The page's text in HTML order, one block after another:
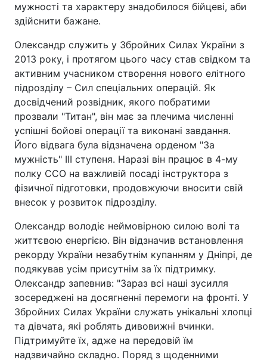
мужності та характеру знадобилося бійцеві, аби
здійснити бажане.
Олександр служить у Збройних Силах України з
2013 року, і протягом цього часу став свідком та
активним учасником створення нового елітного
підрозділу – Сил спеціальних операцій. Як
досвідчений розвідник, якого побратими
прозвали "Титан", він має за плечима численні
успішні бойові операції та виконані завдання.
Його відвага була відзначена орденом "За
мужність" III ступеня. Наразі він працює в 4-му
полку ССО на важливій посаді інструктора з
фізичної підготовки, продовжуючи вносити свій
внесок у розвиток підрозділу.
Олександр володіє неймовірною силою волі та
життєвою енергією. Він відзначив встановлення
рекорду України незабутнім купанням у Дніпрі, де
подякував усім присутнім за їх підтримку.
Олександр запевнив: "Зараз всі наші зусилля
зосереджені на досягненні перемоги на фронті. У
Збройних Силах України служать унікальні хлопці
та дівчата, які роблять дивовижні вчинки.
Підтримуйте їх, адже на передовій їм
надзвичайно складно. Поряд з щоденними